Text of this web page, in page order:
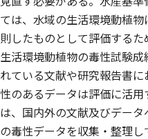
ては、水域の生活環境動植
則したものとして評価する
生活環境動植物の毒性試験
れている文献や研究報告書
性のあるデータは評価に活
は、国内外の文献及びデー
の毒性データを収集・整理し